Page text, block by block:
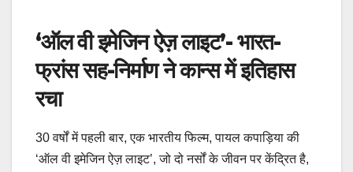
‘ऑल वी इमेजिन ऐज़ लाइट’- भारत-
फ्रांस सह-निर्माण ने कान्स में इतिहास
रचा
30 वर्षों में पहली बार, एक भारतीय फिल्म, पायल कपाड़िया की
‘ऑल वी इमेजिन ऐज़ लाइट’, जो दो नर्सों के जीवन पर केंद्रित है,